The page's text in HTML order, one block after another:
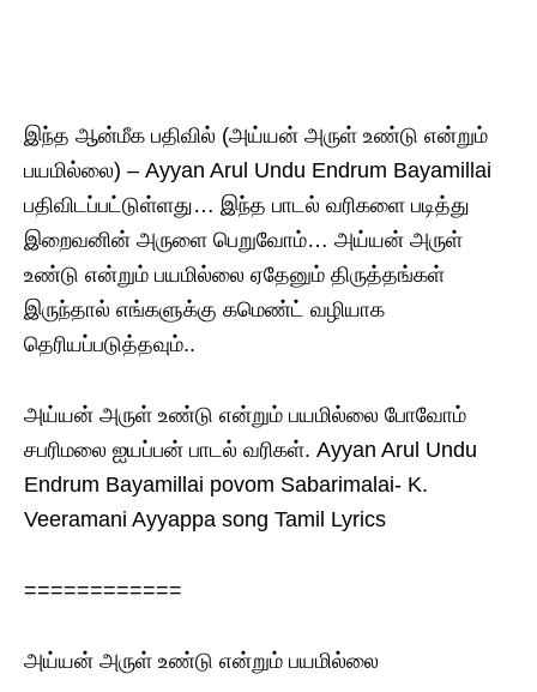
இந்த ஆன்மீக பதிவில் (அய்யன் அருள் உண்டு என்றும்
பயமில்லை) – Ayyan Arul Undu Endrum Bayamillai
பதிவிடப்பட்டுள்ளது… இந்த பாடல் வரிகளை படித்து
இறைவனின் அருளை பெறுவோம்… அய்யன் அருள்
உண்டு என்றும் பயமில்லை ஏதேனும் திருத்தங்கள்
இருந்தால் எங்களுக்கு கமெண்ட் வழியாக
தெரியப்படுத்தவும்..
அய்யன் அருள் உண்டு என்றும் பயமில்லை போவோம்
சபரிமலை ஐயப்பன் பாடல் வரிகள். Ayyan Arul Undu
Endrum Bayamillai povom Sabarimalai- K.
Veeramani Ayyappa song Tamil Lyrics
============
அய்யன் அருள் உண்டு என்றும் பயமில்லை